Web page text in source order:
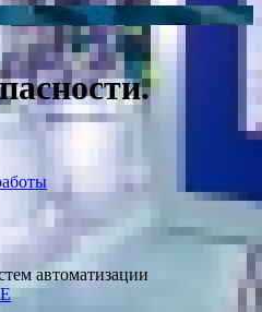
автоматизации